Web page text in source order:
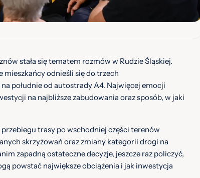
stała się tematem rozmów w Rudzie Śląskiej.
odnieśli się do trzech
południe od autostrady A4. Najwięcej emocji
na najbliższe zabudowania oraz sposób, w jaki
trasy po wschodniej części terenów
skrzyżowań oraz zmiany kategorii drogi na
zapadną ostateczne decyzje, jeszcze raz policzyć,
powstać największe obciążenia i jak inwestycja